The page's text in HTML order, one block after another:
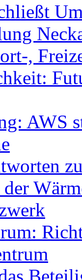
,
AWS